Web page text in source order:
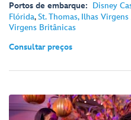
Portos de embarque: Disney
Flórida,St. Thomas, Ilhas
Virgens Britânicas
Consultar preços